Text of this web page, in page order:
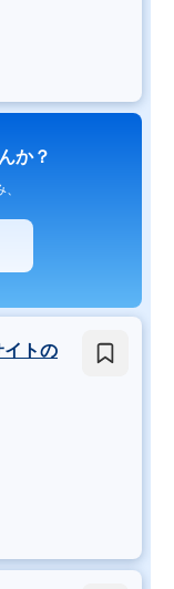
か？
イトの